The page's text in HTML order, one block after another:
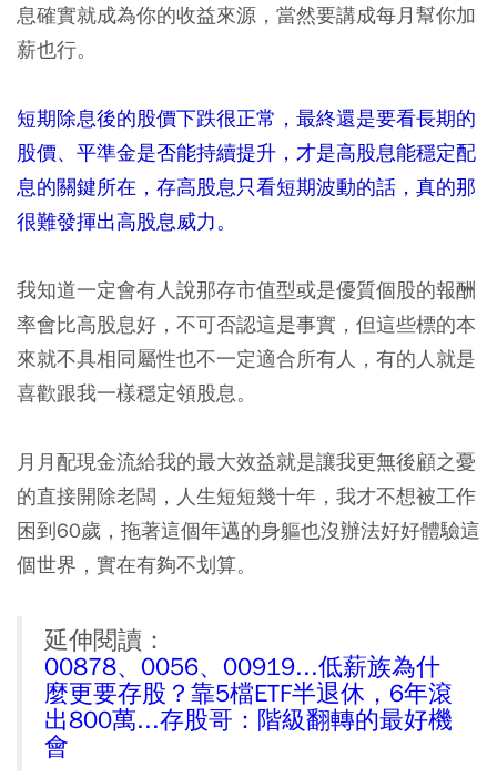
息確實就成為你的收益來源，當然要講成每月幫你加
薪也行。
短期除息後的股價下跌很正常，最終還是要看長期的
股價、平準金是否能持續提升，才是高股息能穩定配
息的關鍵所在，存高股息只看短期波動的話，真的那
很難發揮出高股息威力。
我知道一定會有人說那存市值型或是優質個股的報酬
率會比高股息好，不可否認這是事實，但這些標的本
來就不具相同屬性也不一定適合所有人，有的人就是
喜歡跟我一樣穩定領股息。
月月配現金流給我的最大效益就是讓我更無後顧之憂
的直接開除老闆，人生短短幾十年，我才不想被工作
困到60歲，拖著這個年邁的身軀也沒辦法好好體驗這
個世界，實在有夠不划算。
延伸閱讀：
00878、0056、00919...低薪族為什
麼更要存股？靠5檔ETF半退休，6年滾
出800萬...存股哥：階級翻轉的最好機
會